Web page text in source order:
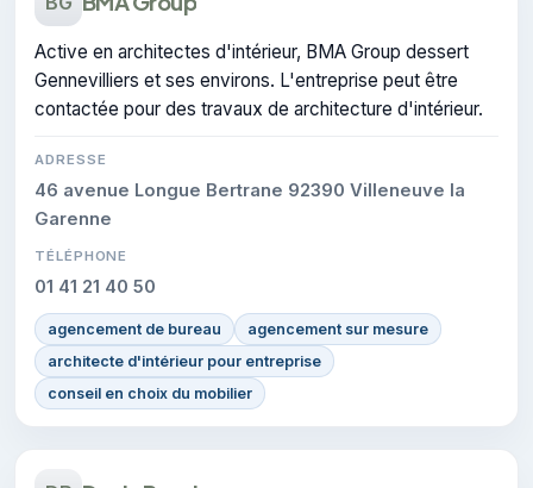
Active en architectes d'intérieur, BMA Group dessert
Gennevilliers et ses environs. L'entreprise peut être
contactée pour des travaux de architecture d'intérieur.
ADRESSE
46 avenue Longue Bertrane 92390 Villeneuve la
Garenne
TÉLÉPHONE
01 41 21 40 50
agencement de bureau
agencement sur mesure
architecte d'intérieur pour entreprise
conseil en choix du mobilier